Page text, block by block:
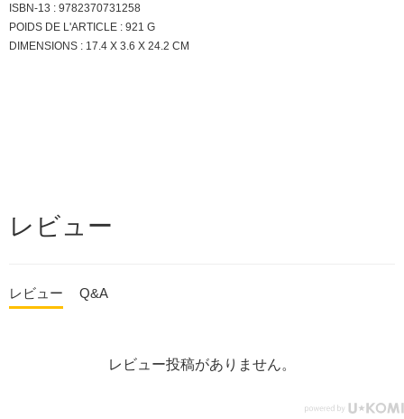
ISBN-13 : 9782370731258
POIDS DE L'ARTICLE : 921 G
DIMENSIONS : 17.4 X 3.6 X 24.2 CM
レビュー
レビュー Q&A
レビュー投稿がありません。